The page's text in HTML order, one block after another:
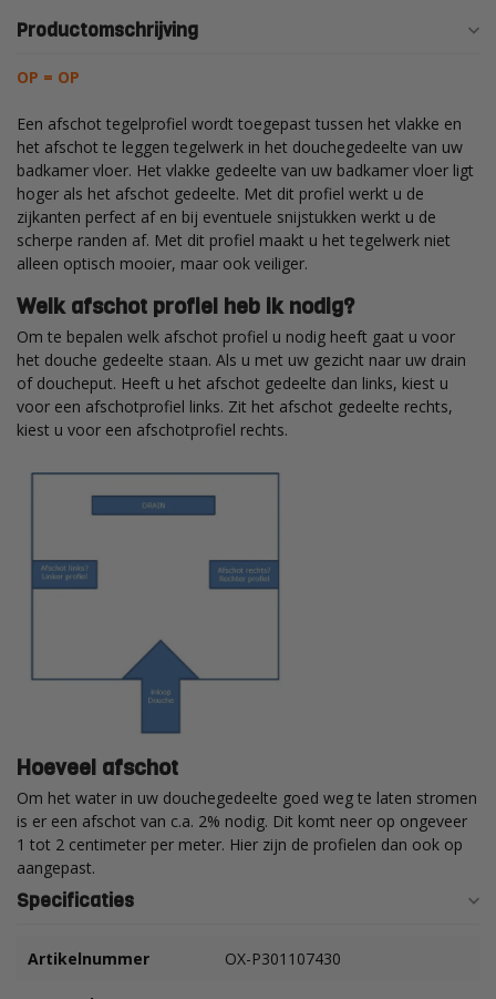
Productomschrijving
OP = OP
Een afschot tegelprofiel wordt toegepast tussen het vlakke en
het afschot te leggen tegelwerk in het douchegedeelte van uw
badkamer vloer. Het vlakke gedeelte van uw badkamer vloer ligt
hoger als het afschot gedeelte. Met dit profiel werkt u de
zijkanten perfect af en bij eventuele snijstukken werkt u de
scherpe randen af. Met dit profiel maakt u het tegelwerk niet
alleen optisch mooier, maar ook veiliger.
Welk afschot profiel heb ik nodig?
Om te bepalen welk afschot profiel u nodig heeft gaat u voor
het douche gedeelte staan. Als u met uw gezicht naar uw drain
of doucheput. Heeft u het afschot gedeelte dan links, kiest u
voor een afschotprofiel links. Zit het afschot gedeelte rechts,
kiest u voor een afschotprofiel rechts.
Hoeveel afschot
Om het water in uw douchegedeelte goed weg te laten stromen
is er een afschot van c.a. 2% nodig. Dit komt neer op ongeveer
1 tot 2 centimeter per meter. Hier zijn de profielen dan ook op
aangepast.
Specificaties
Artikelnummer OX-P301107430